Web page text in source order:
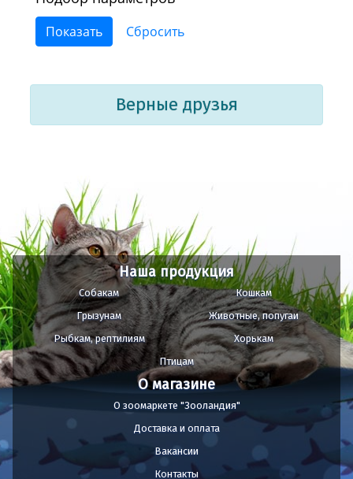
Верные друзья
Наша продукция
Собакам
Кошкам
Грызунам
Животные, попугаи
Рыбкам, рептилиям
Хорькам
Птицам
О магазине
О зоомаркете "Зооландия"
Доставка и оплата
Вакансии
Контакты